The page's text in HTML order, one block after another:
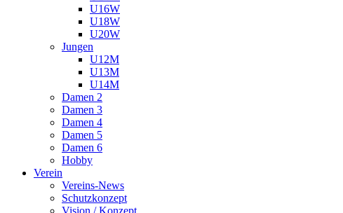
U16W
U18W
U20W
Jungen
U12M
U13M
U14M
Damen 2
Damen 3
Damen 4
Damen 5
Damen 6
Hobby
Verein
Vereins-News
Schutzkonzept
Vision / Konzept